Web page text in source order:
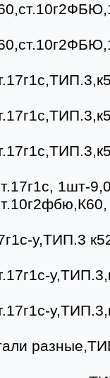
1шт-
у,ТИП.3